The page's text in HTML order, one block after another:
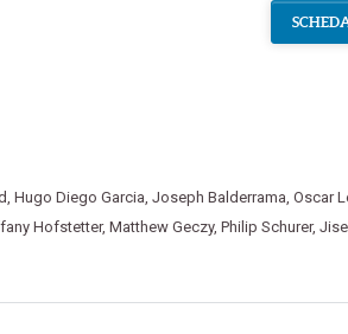
Hugo Diego Garcia Joseph Balderrama Oscar
Hofstetter, Matthew Geczy, Philip Schurer,